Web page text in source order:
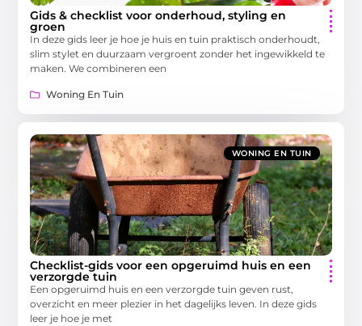
Gids & checklist voor onderhoud, styling en
groen
In deze gids leer je hoe je huis en tuin praktisch onderhoudt,
slim stylet en duurzaam vergroent zonder het ingewikkeld te
maken. We combineren een
Woning En Tuin
WONING EN TUIN
Checklist-gids voor een opgeruimd huis en een
verzorgde tuin
Een opgeruimd huis en een verzorgde tuin geven rust,
overzicht en meer plezier in het dagelijks leven. In deze gids
leer je hoe je met